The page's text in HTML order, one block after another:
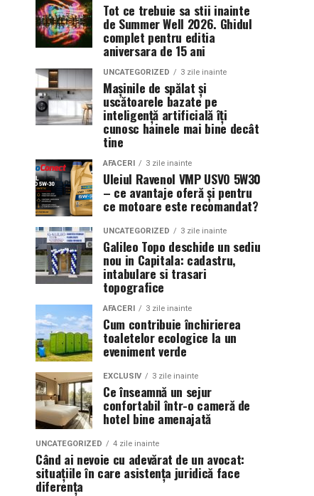
Tot ce trebuie sa stii inainte
de Summer Well 2026. Ghidul
complet pentru editia
aniversara de 15 ani
UNCATEGORIZED 3 zile inainte
Mașinile de spălat și
uscătoarele bazate pe
inteligență artificială îți
cunosc hainele mai bine decât
tine
AFACERI 3 zile inainte
Uleiul Ravenol VMP USVO 5W30
– ce avantaje oferă și pentru
ce motoare este recomandat?
UNCATEGORIZED 3 zile inainte
Galileo Topo deschide un sediu
nou in Capitala: cadastru,
intabulare si trasari
topografice
AFACERI 3 zile inainte
Cum contribuie închirierea
toaletelor ecologice la un
eveniment verde
EXCLUSIV 3 zile inainte
Ce înseamnă un sejur
confortabil într-o cameră de
hotel bine amenajată
UNCATEGORIZED 4 zile inainte
Când ai nevoie cu adevărat de un avocat:
situațiile în care asistența juridică face
diferența